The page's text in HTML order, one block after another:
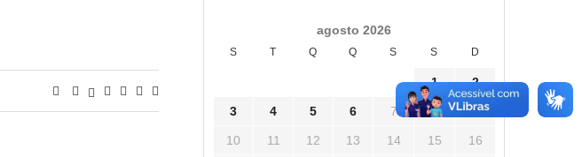
agosto 2026
S T Q Q S S D
1 2
3 4 5 6 7 8 9
10 11 12 13 14 15 16